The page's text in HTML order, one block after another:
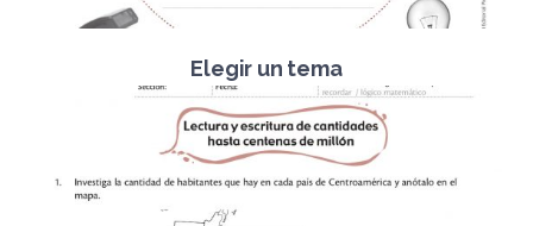
Elegir un tema